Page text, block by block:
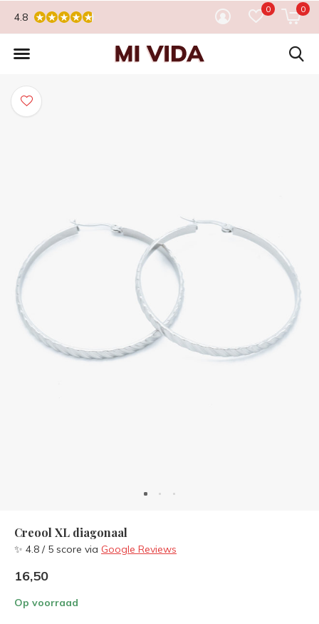
0 0
4.8
Creool XL diagonaal
✨ 4.8 / 5 score via Google Reviews
16,50
Op voorraad